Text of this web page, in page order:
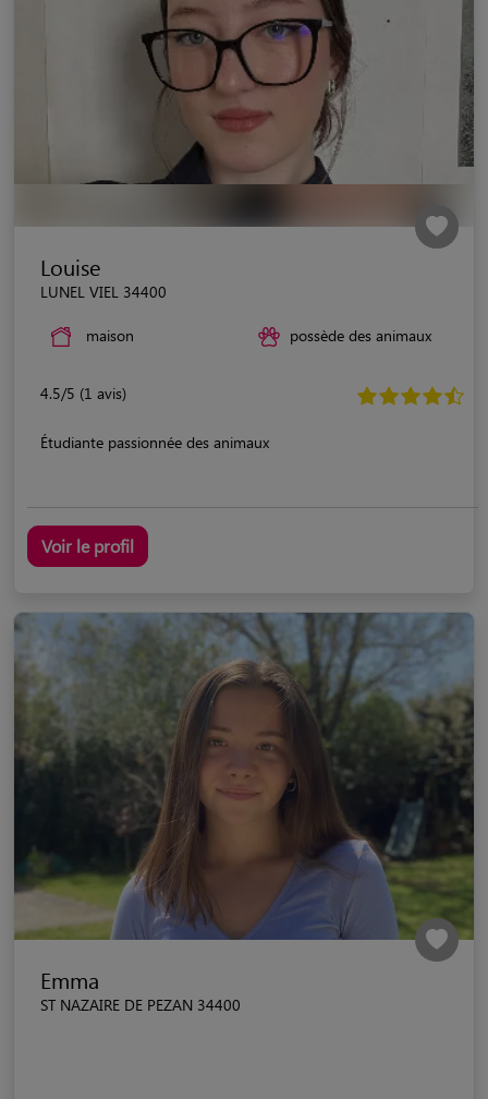
Louise
LUNEL VIEL 34400
maison possède des animaux
4.5/5 (1 avis)
Étudiante passionnée des animaux
Voir le profil
Emma
ST NAZAIRE DE PEZAN 34400